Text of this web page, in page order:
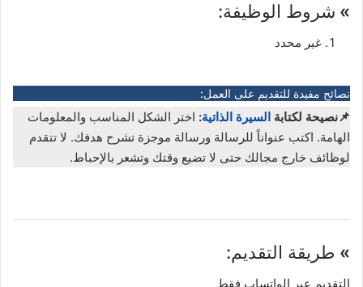
» شروط الوظيفة:
غير محدد
نصائح مفيدة للتقديم على العمل:
📌نصيحة لكتابة السيرة الذاتية: اختر الشكل المناسب والمعلومات
الهامة. اكتب عنواناً للرسالة ورسالة موجزة تشرح هدفك. لا تتقدم
لوظائف خارج مجالك حتى لا تضيع وقتك وتشعر بالإحباط.
» طريقة التقديم:
التقديم عبر الواتساب فقط